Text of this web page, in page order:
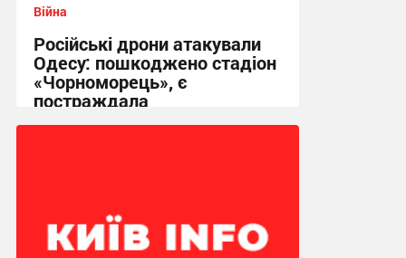
Війна
Російські дрони атакували
Одесу: пошкоджено стадіон
«Чорноморець», є
постраждала